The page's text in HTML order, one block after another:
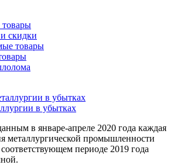
скидки
товары
в убытках
в январе-апреле 2020 года каждая
металлургической промышленности
периоде 2019 года